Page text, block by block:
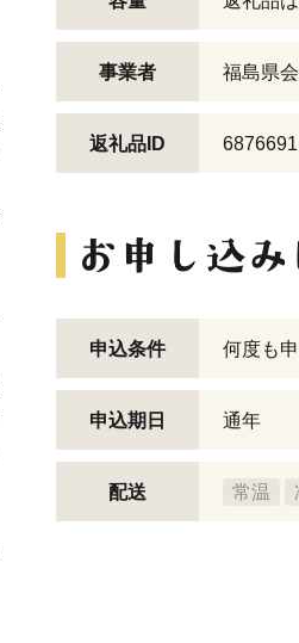
事業者 福島県
返礼品ID 6876691
申込条件 何度も
申込期日 通年
配送 常温